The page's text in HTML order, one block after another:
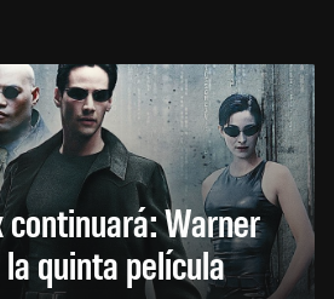
Warner
quinta película